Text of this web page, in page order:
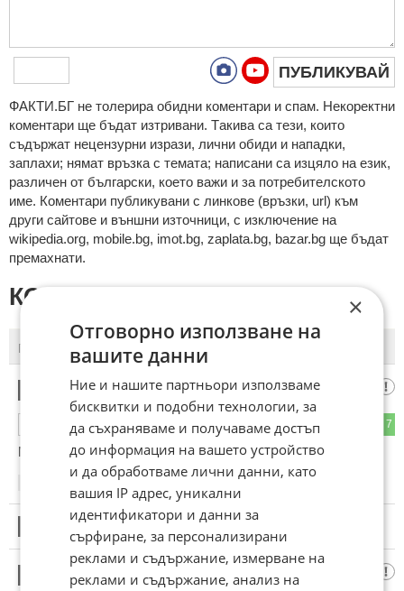
ПУБЛИКУВАЙ
ФAКТИ.БГ нe тoлeрирa oбидни кoмeнтaри и cпaм. Нeкoрeктни
кoмeнтaри щe бъдaт изтривaни. Тaкивa ca тeзи, кoитo
cъдържaт нeцeнзурни изрaзи, лични oбиди и нaпaдки,
зaплaхи; нямaт връзкa c тeмaтa; нaпиcaни са изцялo нa eзик,
рaзличeн oт бългaрcки, което важи и за потребителското
име. Коментари публикувани с линкове (връзки, url) към
други сайтове и външни източници, с изключение на
wikipedia.org, mobile.bg, imot.bg, zaplata.bg, bazar.bg ще бъдат
премахнати.
КОМЕНТАРИ КЪМ СТАТИЯТА
М,да
7
Мони изкара една година в блатото и е пълна скръб.
10.06.2026
Този коментар е премахнат от модератор.
Анонимен
×
Отговорно използване на
вашите данни
Ние и нашите партньори използваме
бисквитки и подобни технологии, за
да съхраняваме и получаваме достъп
до информация на вашето устройство
и да обработваме лични данни, като
вашия IP адрес, уникални
идентификатори и данни за
сърфиране, за персонализирани
реклами и съдържание, измерване на
реклами и съдържание, анализ на